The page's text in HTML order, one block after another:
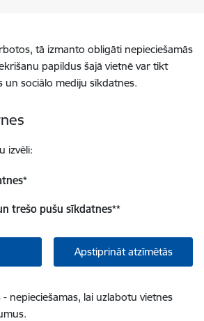
tā izmanto obligāti nepieciešamās
papildus šajā vietnē var tikt
un sociālo mediju sīkdatnes.
izvēli:
*
trešo pušu sīkdatnes**
Apstiprināt atzīmētās
nepieciešamas, lai uzlabotu vietnes